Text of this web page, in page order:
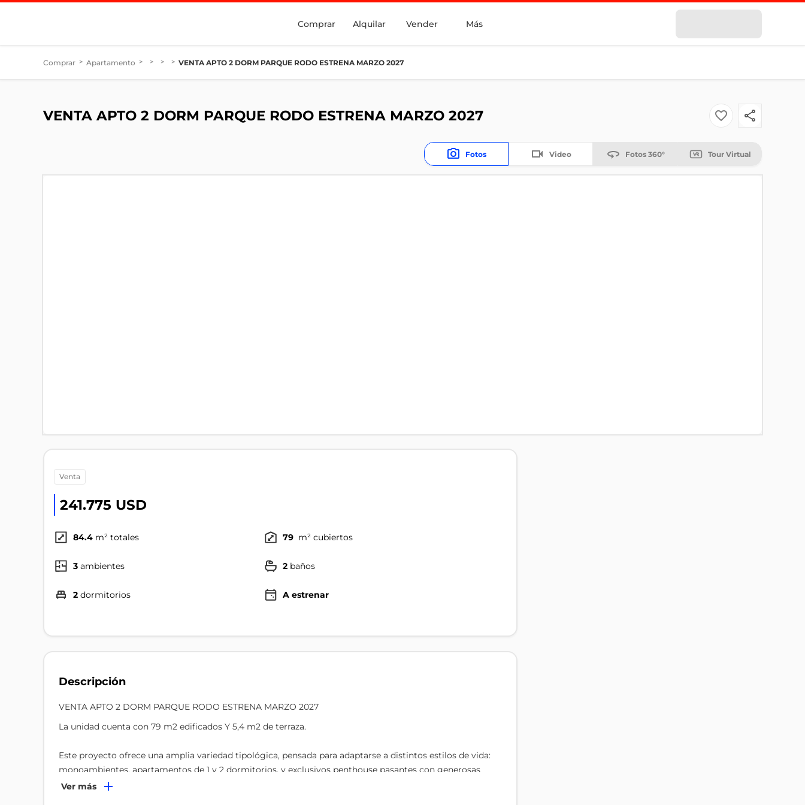
Comprar Alquilar Vender Más
Comprar > Apartamento > > > > VENTA APTO 2 DORM PARQUE RODO ESTRENA MARZO 2027
VENTA APTO 2 DORM PARQUE RODO ESTRENA MARZO 2027
Fotos Video Fotos 360° Tour Virtual
venta
241.775 USD
84.4 m² totales 79 m² cubiertos
3 ambientes 2 baños
2 dormitorios A estrenar
Descripción
VENTA APTO 2 DORM PARQUE RODO ESTRENA MARZO 2027
La unidad cuenta con 79 m2 edificados Y 5,4 m2 de terraza.
Este proyecto ofrece una amplia variedad tipológica, pensada para adaptarse a distintos estilos de vida:
monoambientes, apartamentos de 1 y 2 dormitorios, y exclusivos penthouse pasantes con generosas
terrazas. Todas las unidades cuentan con placares y preinstalación de aire acondicionado, asegurando
Ver más